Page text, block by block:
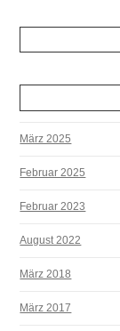
März 2025
Februar 2025
Februar 2023
August 2022
März 2018
März 2017